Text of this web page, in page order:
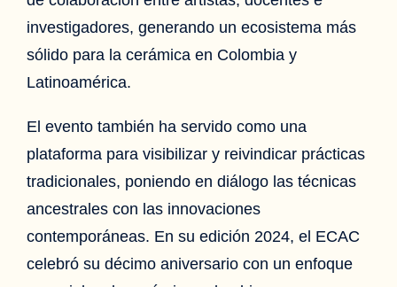
investigadores, generando un ecosistema más
sólido para la cerámica en Colombia y
Latinoamérica.
El evento también ha servido como una
plataforma para visibilizar y reivindicar prácticas
tradicionales, poniendo en diálogo las técnicas
ancestrales con las innovaciones
contemporáneas. En su edición 2024, el ECAC
celebró su décimo aniversario con un enfoque